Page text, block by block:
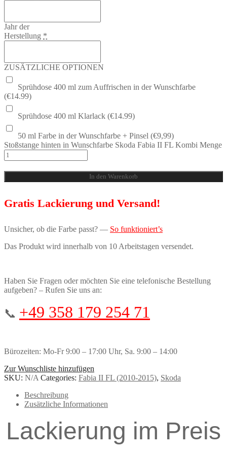
Jahr der
Herstellung *
ZUSÄTZLICHE OPTIONEN
Sprühdose 400 ml zum Auffrischen in der Wunschfarbe
(€14.99)
Sprühdose 400 ml Klarlack (€14.99)
50 ml Farbe in der Wunschfarbe + Pinsel (€9,99)
Stoßstange hinten in Wunschfarbe Skoda Fabia II FL Kombi Menge
In den Warenkorb
Gratis Lackierung und Versand!
Unsicher, ob die Farbe passt? — So funktioniert’s
Das Produkt wird innerhalb von 10 Arbeitstagen versendet.
Haben Sie Fragen oder möchten Sie eine telefonische Bestellung
aufgeben? – Rufen Sie uns an:
📞 +49 358 179 254 71
Bürozeiten: Mo-Fr 9:00 – 17:00 Uhr, Sa. 9:00 – 14:00
Zur Wunschliste hinzufügen
SKU: N/A Categories: Fabia II FL (2010-2015), Skoda
Beschreibung
Zusätzliche Informationen
Lackierung im Preis